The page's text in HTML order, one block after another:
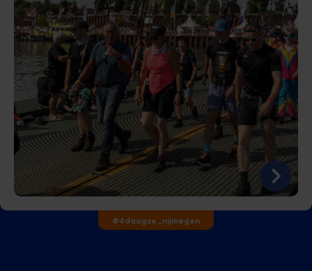
@4daagse_nijmegen